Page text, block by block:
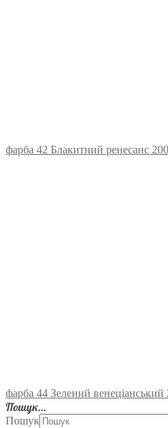
фарба 42 Блакитний ренесанс
фарба 44 Зелений
Пошук…
Пошук